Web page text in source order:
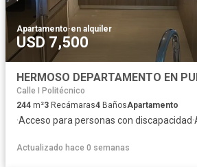
Apartamento·en alquiler
USD 7,500
HERMOSO DEPARTAMENTO EN
Calle I Politécnico
244 m²3 Recámaras4 BañosApartamento
·Acceso para personas con discapacidad·
Actualizado hace 0 semanas